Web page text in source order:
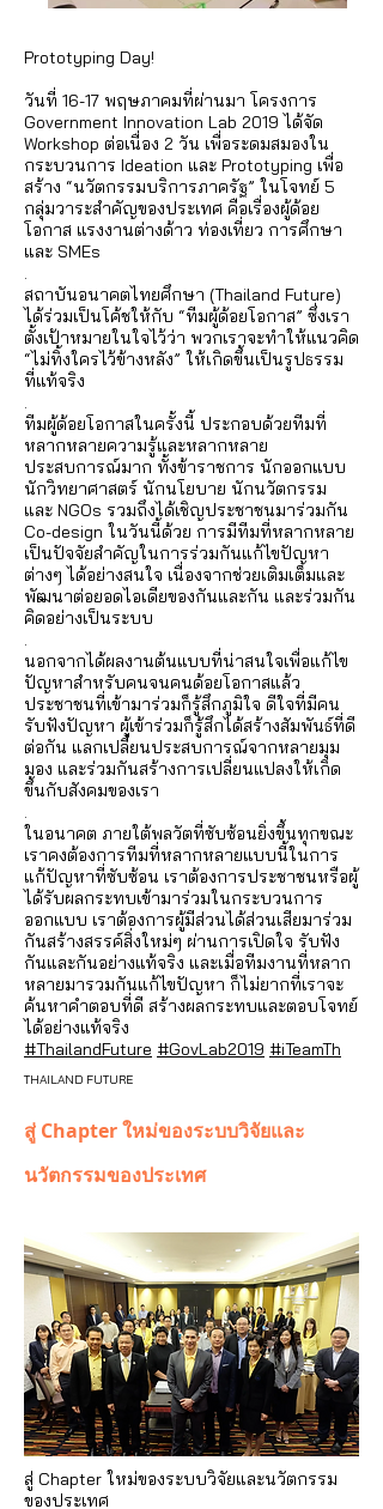
Prototyping Day!
วันที่ 16-17 พฤษภาคมที่ผ่านมา โครงการ
Government Innovation Lab 2019 ได้จัด
Workshop ต่อเนื่อง 2 วัน เพื่อระดมสมองใน
กระบวนการ Ideation และ Prototyping เพื่อ
สร้าง “นวัตกรรมบริการภาครัฐ” ในโจทย์ 5
กลุ่มวาระสำคัญของประเทศ คือเรื่องผู้ด้อย
โอกาส แรงงานต่างด้าว ท่องเที่ยว การศึกษา
และ SMEs
.
สถาบันอนาคตไทยศึกษา (Thailand Future)
ได้ร่วมเป็นโค้ชให้กับ “ทีมผู้ด้อยโอกาส” ซึ่งเรา
ตั้งเป้าหมายในใจไว้ว่า พวกเราจะทำให้แนวคิด
“ไม่ทิ้งใครไว้ข้างหลัง” ให้เกิดขึ้นเป็นรูปธรรม
ที่แท้จริง
.
ทีมผู้ด้อยโอกาสในครั้งนี้ ประกอบด้วยทีมที่
หลากหลายความรู้และหลากหลาย
ประสบการณ์มาก ทั้งข้าราชการ นักออกแบบ
นักวิทยาศาสตร์ นักนโยบาย นักนวัตกรรม
และ NGOs รวมถึงได้เชิญประชาชนมาร่วมกัน
Co-design ในวันนี้ด้วย การมีทีมที่หลากหลาย
เป็นปัจจัยสำคัญในการร่วมกันแก้ไขปัญหา
ต่างๆ ได้อย่างสนใจ เนื่องจากช่วยเติมเต็มและ
พัฒนาต่อยอดไอเดียของกันและกัน และร่วมกัน
คิดอย่างเป็นระบบ
.
นอกจากได้ผลงานต้นแบบที่น่าสนใจเพื่อแก้ไข
ปัญหาสำหรับคนจนคนด้อยโอกาสแล้ว
ประชาชนที่เข้ามาร่วมก็รู้สึกภูมิใจ ดีใจที่มีคน
รับฟังปัญหา ผู้เข้าร่วมก็รู้สึกได้สร้างสัมพันธ์ที่ดี
ต่อกัน แลกเปลี่ยนประสบการณ์จากหลายมุม
มอง และร่วมกันสร้างการเปลี่ยนแปลงให้เกิด
ขึ้นกับสังคมของเรา
.
ในอนาคต ภายใต้พลวัตที่ซับซ้อนยิ่งขึ้นทุกขณะ
เราคงต้องการทีมที่หลากหลายแบบนี้ในการ
แก้ปัญหาที่ซับซ้อน เราต้องการประชาชนหรือผู้
ได้รับผลกระทบเข้ามาร่วมในกระบวนการ
ออกแบบ เราต้องการผู้มีส่วนได้ส่วนเสียมาร่วม
กันสร้างสรรค์สิ่งใหม่ๆ ผ่านการเปิดใจ รับฟัง
กันและกันอย่างแท้จริง และเมื่อทีมงานที่หลาก
หลายมารวมกันแก้ไขปัญหา ก็ไม่ยากที่เราจะ
ค้นหาคำตอบที่ดี สร้างผลกระทบและตอบโจทย์
ได้อย่างแท้จริง
#ThailandFuture #GovLab2019 #iTeamTh
THAILAND FUTURE
สู่ Chapter ใหม่ของระบบวิจัยและ
นวัตกรรมของประเทศ
สู่ Chapter ใหม่ของระบบวิจัยและนวัตกรรม
ของประเทศ